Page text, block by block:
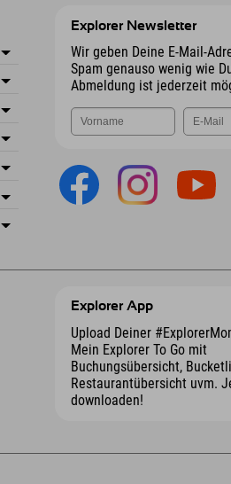
Explorer Newsletter
Wir geben Deine E-Mail-
Spam genauso wenig wie
Abmeldung ist jederzeit
Explorer App
Upload Deiner
Mein Explorer To Go mit
Buchungsübersicht,
Restaurantübersicht uvm.
downloaden!